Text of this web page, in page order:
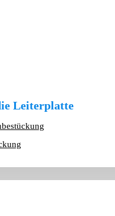
Leiterplatte